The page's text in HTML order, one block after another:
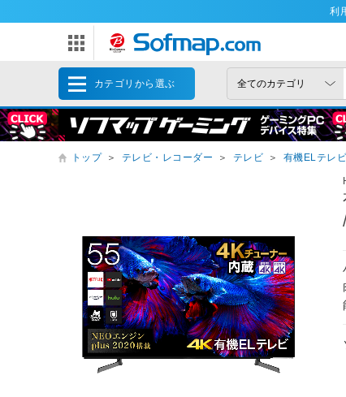
利
カテゴリから選ぶ
トップ ＞ テレビ・レコーダー ＞ テレビ ＞ 有機ELテレビ